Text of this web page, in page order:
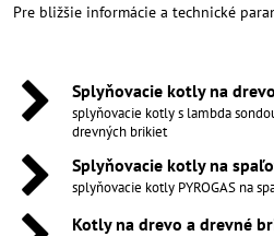
Pre bližšie informácie a technické
Splyňovacie kotly na
splyňovacie kotly s lambda
drevných brikiet
Splyňovacie kotly na
splyňovacie kotly PYROGAS na
Kotly na drevo a drevné